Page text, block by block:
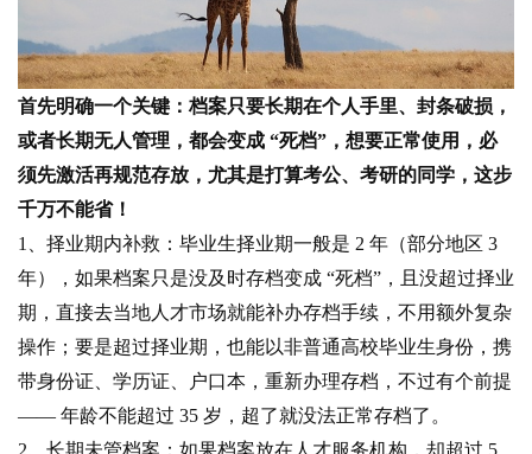
首先明确一个关键：档案只要长期在个人手里、封条破损，
或者长期无人管理，都会变成 “死档”，想要正常使用，必
须先激活再规范存放，尤其是打算考公、考研的同学，这步
千万不能省！
1、择业期内补救：毕业生择业期一般是 2 年（部分地区 3
年），如果档案只是没及时存档变成 “死档”，且没超过择业
期，直接去当地人才市场就能补办存档手续，不用额外复杂
操作；要是超过择业期，也能以非普通高校毕业生身份，携
带身份证、学历证、户口本，重新办理存档，不过有个前提
—— 年龄不能超过 35 岁，超了就没法正常存档了。
2、长期未管档案：如果档案放在人才服务机构，却超过 5